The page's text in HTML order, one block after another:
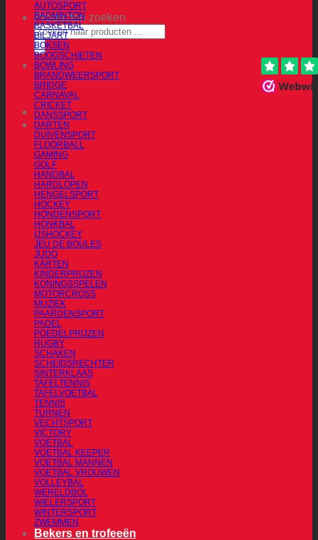
Producten zoeken
AUTOSPORT
BADMINTON
BASKETBAL
BILJART
BOKSEN
BOOGSCHIETEN
BOWLING
BRANDWEERSPORT
BRIDGE
CARNAVAL
CRICKET
DANSSPORT
DARTEN
DUIVENSPORT
FLOORBALL
GAMING
GOLF
HANDBAL
HARDLOPEN
HENGELSPORT
HOCKEY
HONDENSPORT
HONKBAL
IJSHOCKEY
JEU DE BOULES
JUDO
KARTEN
KINDERPRIJZEN
KONINGSSPELEN
MOTORCROSS
MUZIEK
PAARDENSPORT
PADEL
POEDELPRIJZEN
RUGBY
SCHAKEN
SCHEIDSRECHTER
SINTERKLAAS
TAFELTENNIS
TAFELVOETBAL
TENNIS
TURNEN
VECHTSPORT
VICTORY
VOETBAL
VOETBAL KEEPER
VOETBAL MANNEN
VOETBAL VROUWEN
VOLLEYBAL
WERELDBOL
WIELERSPORT
WINTERSPORT
ZWEMMEN
Bekers en trofeeën